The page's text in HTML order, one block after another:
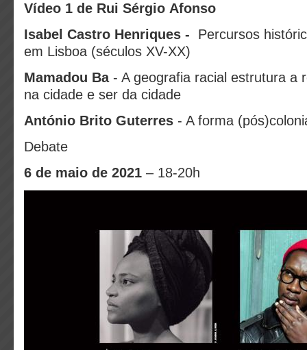
Vídeo 1 de Rui Sérgio Afonso
Isabel Castro Henriques - Percursos
em Lisboa (séculos XV-XX)
Mamadou Ba - A geografia racial estrutura a
na cidade e ser da cidade
António Brito Guterres - A forma
Debate
6 de maio de 2021 – 18-20h